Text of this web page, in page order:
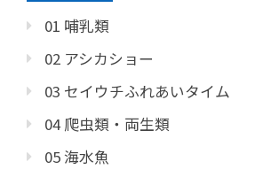
01 哺乳類
02 アシカショー
03 セイウチふれあいタイム
04 爬虫類・両生類
05 海水魚